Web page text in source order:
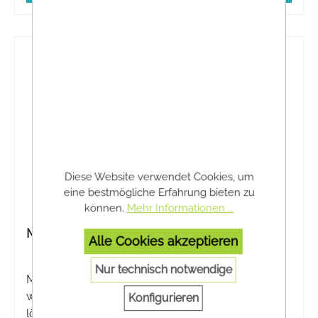
Mucosolvan® Kinder 15 mg / 5 ml Saft
Mucosolvan® Kinder 15 mg / 5 ml Saft ist ein
wirksamer Schleimlöser für Kinder ab 2 Jahren. Er
löst gestautes und zäh haftendes Sekret von der
Diese Website verwendet Cookies, um
eine bestmögliche Erfahrung bieten zu
können. Mehr Informationen ...
Alle Cookies akzeptieren
Nur technisch notwendige
Konfigurieren